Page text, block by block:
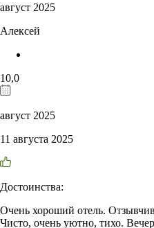
август 2025
Алексей
10,0
август 2025
11 августа 2025
Достоинства:
Очень хороший отель.
Чисто, очень уютно, тихо.